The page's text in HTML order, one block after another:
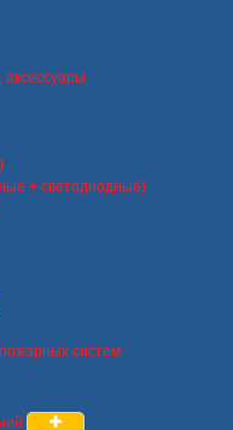
+ светодиодные)
систем